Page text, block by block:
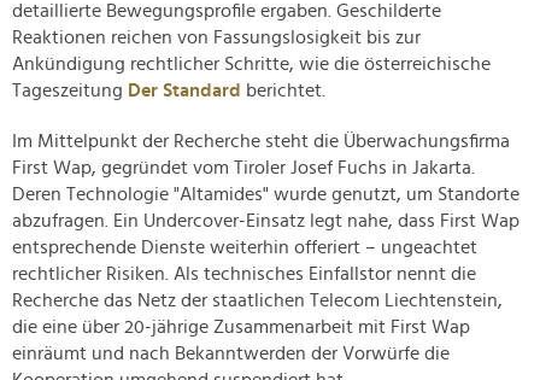
detaillierte Bewegungsprofile ergaben. Geschilderte
Reaktionen reichen von Fassungslosigkeit bis zur
Ankündigung rechtlicher Schritte, wie die österreichische
Tageszeitung Der Standard berichtet.
Im Mittelpunkt der Recherche steht die Überwachungsfirma
First Wap, gegründet vom Tiroler Josef Fuchs in Jakarta.
Deren Technologie "Altamides" wurde genutzt, um Standorte
abzufragen. Ein Undercover-Einsatz legt nahe, dass First Wap
entsprechende Dienste weiterhin offeriert – ungeachtet
rechtlicher Risiken. Als technisches Einfallstor nennt die
Recherche das Netz der staatlichen Telecom Liechtenstein,
die eine über 20-jährige Zusammenarbeit mit First Wap
einräumt und nach Bekanntwerden der Vorwürfe die